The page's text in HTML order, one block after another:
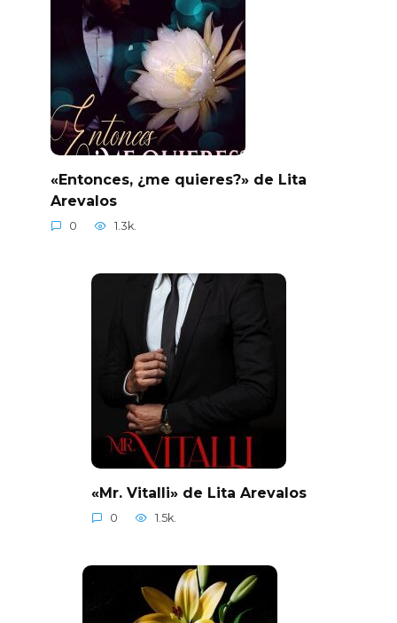
«Entonces, ¿me quieres?» de Lita
Arevalos
0 1.3k.
«Mr. Vitalli» de Lita Arevalos
0 1.5k.